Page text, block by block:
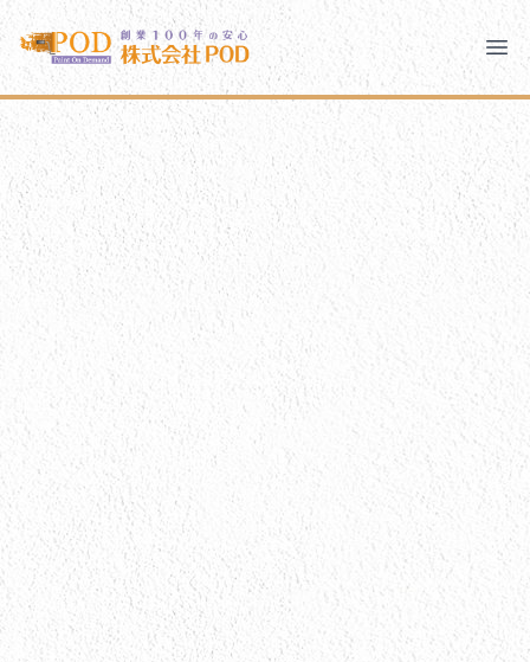
メインコンテンツにスキップ
株式会社ペイント・オン・デマンド
千葉の外壁塗装・屋根塗装なら創業100年の安心 ペイン
株式会社ペイント・オン・デマンド
モバイルメニュー
PODのまちづくり
ご相談と流れ
PODについて